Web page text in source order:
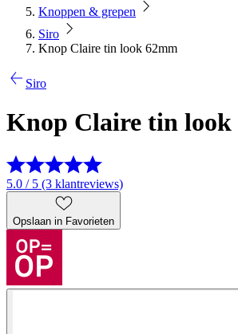
Knoppen & grepen
Siro
Knop Claire tin look 62mm
Siro
Knop Claire tin look
5.0 / 5 (3 klantreviews)
Opslaan in Favorieten